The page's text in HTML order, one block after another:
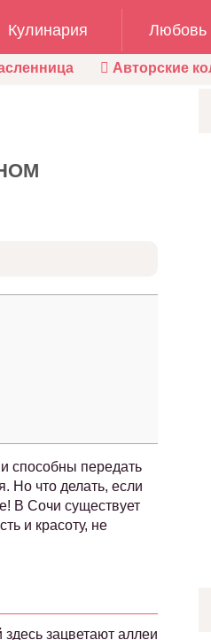
Кулинария Любовь
Авторские
способны передать
Но что делать, если
В Сочи существует
и красоту, не
зацветают аллеи